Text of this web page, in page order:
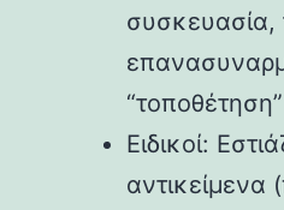
συσκευασία,
Ειδικοί:
αντικείμενα